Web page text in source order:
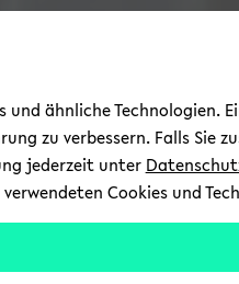
und ähnliche
zu verbessern. Falls
jederzeit unter
Cookies und